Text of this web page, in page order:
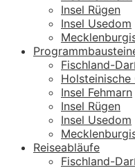
Insel Rügen
Insel Usedom
Fischland-
Holsteinische
Insel Fehmarn
Insel Rügen
Insel Usedom
Reiseabläufe
Fischland-